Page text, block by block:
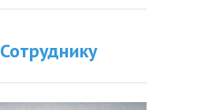
Сотруднику